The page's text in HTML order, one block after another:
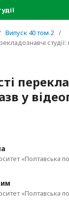
Випуск 40 том 2 /
у
«Полтавська
«Полтавська